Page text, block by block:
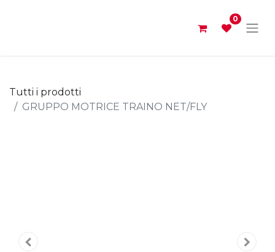
0
Tutti i prodotti
GRUPPO MOTRICE TRAINO NET/FLY